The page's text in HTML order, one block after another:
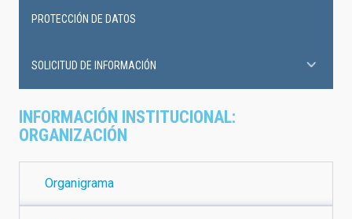
INFORMACIÓN INSTITUCIONAL:
ORGANIZACIÓN
Organigrama
PROTECCIÓN DE DATOS
SOLICITUD DE INFORMACIÓN